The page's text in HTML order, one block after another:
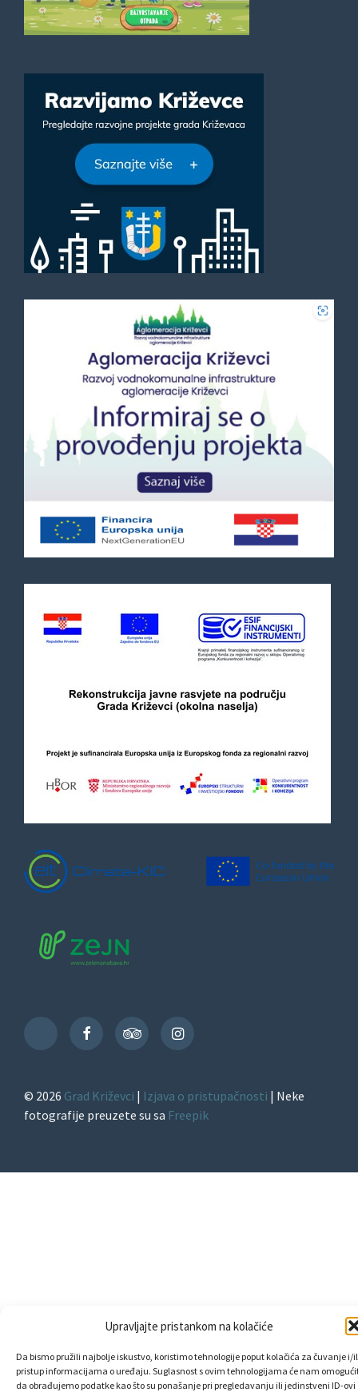
Upravljajte pristankom na kolačiće
Da bismo pružili najbolje iskustvo, koristimo tehnologije poput kolačića za čuvanje i/
pristup informacijama o uređaju. Suglasnost s ovim tehnologijama će nam
da obrađujemo podatke kao što su ponašanje pri pregledavanju ili jedinstveni ID-ovi
TikTok
FacebookTripAdvisorInstagram
© 2026 Grad Križevci | Izjava o pristupačnosti | Neke
fotografije preuzete su sa Freepik